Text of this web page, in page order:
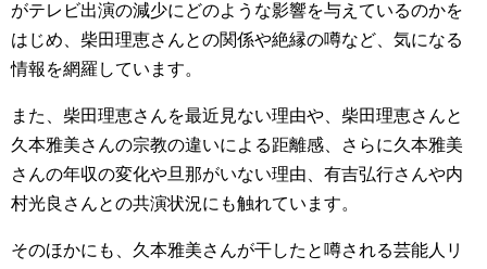
がテレビ出演の減少にどのような影響を与えているのかを
はじめ、柴田理恵さんとの関係や絶縁の噂など、気になる
情報を網羅しています。
また、柴田理恵さんを最近見ない理由や、柴田理恵さんと
久本雅美さんの宗教の違いによる距離感、さらに久本雅美
さんの年収の変化や旦那がいない理由、有吉弘行さんや内
村光良さんとの共演状況にも触れています。
そのほかにも、久本雅美さんが干したと噂される芸能人リ